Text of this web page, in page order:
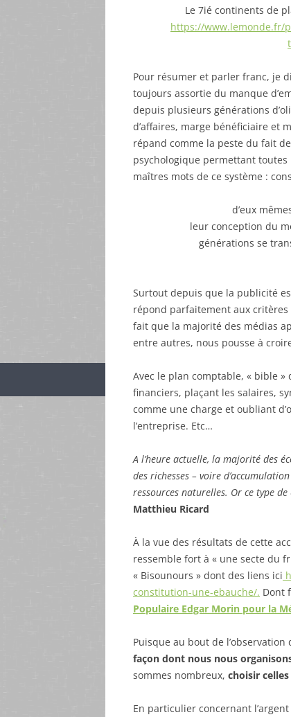
Le 7ié continents de
https://www.lemonde.fr/
Pour résumer et parler franc, je
toujours assortie du manque
depuis plusieurs générations
d’affaires, marge bénéficiaire et
répand comme la peste du fait
psychologique permettant
maîtres mots de ce système :
d’eux
leur conception du
générations se
Surtout depuis que la publicité
répond parfaitement aux
fait que la majorité des médias
entre autres, nous pousse à
Avec le plan comptable, « bible
financiers, plaçant les salaires,
comme une charge et oubliant
l’entreprise. Etc…
A l’heure actuelle, la majorité des
des richesses – voire
ressources naturelles. Or ce type de
Matthieu Ricard
À la vue des résultats de cette
ressemble fort à « une secte du
« Bisounours » dont des liens ici
constitution-une-ebauche/. Dont
Populaire Edgar Morin pour la
Puisque au bout de
façon dont nous nous
sommes nombreux, choisir
En particulier concernant